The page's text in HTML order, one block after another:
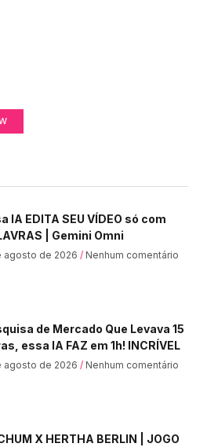
IA EDITA SEU VÍDEO só com
| Gemini Omni
agosto de 2026 Nenhum comentário
de Mercado Que Levava 15
essa IA FAZ em 1h! INCRÍVEL
agosto de 2026 Nenhum comentário
X HERTHA BERLIN | JOGO